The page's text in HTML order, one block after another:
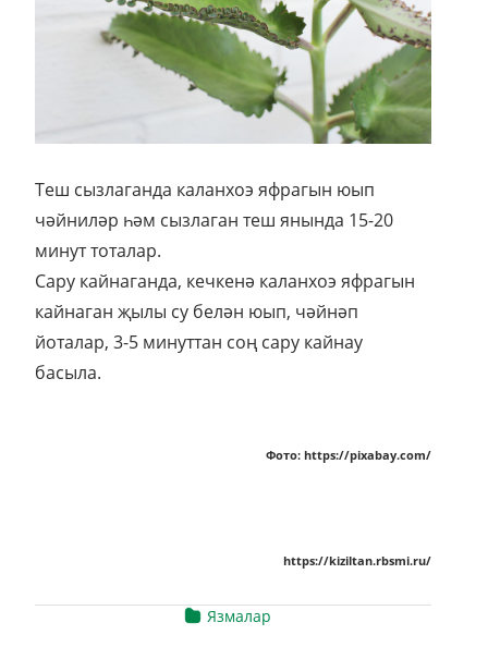
Теш сызлаганда каланхоэ яфрагын юып
чәйниләр һәм сызлаган теш янында 15-20
минут тоталар.
Сару кайнаганда, кечкенә каланхоэ яфрагын
кайнаган җылы су белән юып, чәйнәп
йоталар, 3-5 минуттан соң сару кайнау
басыла.
Фото: https://pixabay.com/
https://kiziltan.rbsmi.ru/
Язмалар